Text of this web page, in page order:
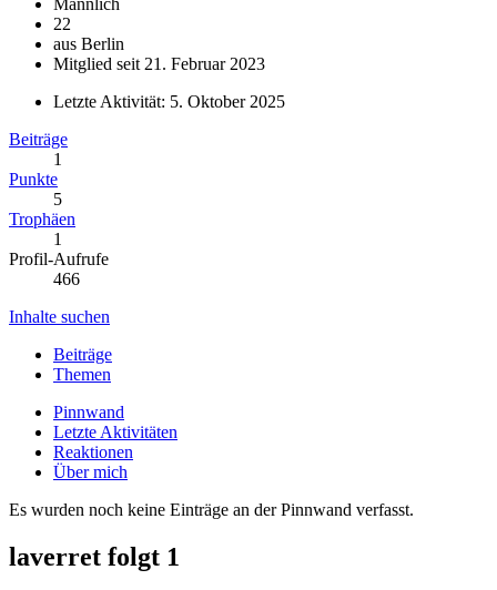
22
aus Berlin
Mitglied seit 21. Februar 2023
Letzte Aktivität: 5. Oktober 2025
Beiträge
1
Punkte
5
Trophäen
1
Profil-Aufrufe
466
Inhalte suchen
Beiträge
Themen
Pinnwand
Letzte Aktivitäten
Reaktionen
Über mich
Es wurden noch keine Einträge an der Pinnwand verfasst.
laverret folgt 1